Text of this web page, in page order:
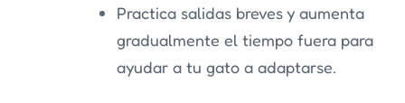
Practica salidas breves y aumenta
gradualmente el tiempo fuera para
ayudar a tu gato a adaptarse.